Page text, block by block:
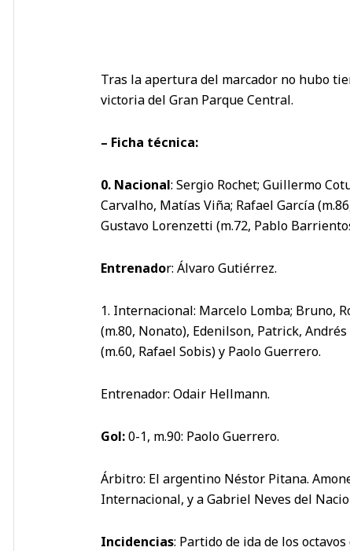
Tras la apertura del marcador no hubo
victoria del Gran Parque Central.
– Ficha técnica:
0. Nacional: Sergio Rochet; Guillermo
Carvalho, Matías Viña; Rafael García
Gustavo Lorenzetti (m.72, Pablo
Entrenador: Álvaro Gutiérrez.
1. Internacional: Marcelo Lomba; Bruno,
(m.80, Nonato), Edenilson, Patrick,
(m.60, Rafael Sobis) y Paolo Guerrero.
Entrenador: Odair Hellmann.
Gol:0-1, m.90: Paolo Guerrero.
Árbitro: El argentino Néstor Pitana.
Internacional, y a Gabriel Neves del
Incidencias: Partido de ida de los